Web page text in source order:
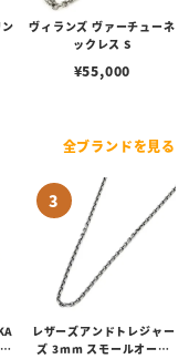
ヴィランズ ヴァーチューネ
ックレス S
¥55,000
全ブランドを見る
レザーズアンドトレジャー
ズ 3mm スモールオーバ